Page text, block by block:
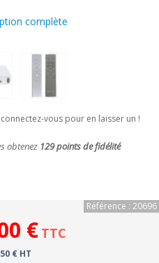
complète
vous pour en laisser un !
obtenez 129points de fidélité
Référence : 20696
€ TTC
€ HT